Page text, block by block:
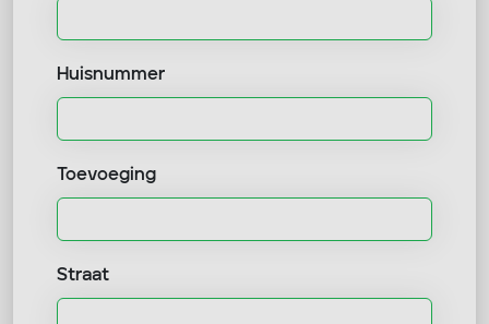
Huisnummer
Toevoeging
Straat